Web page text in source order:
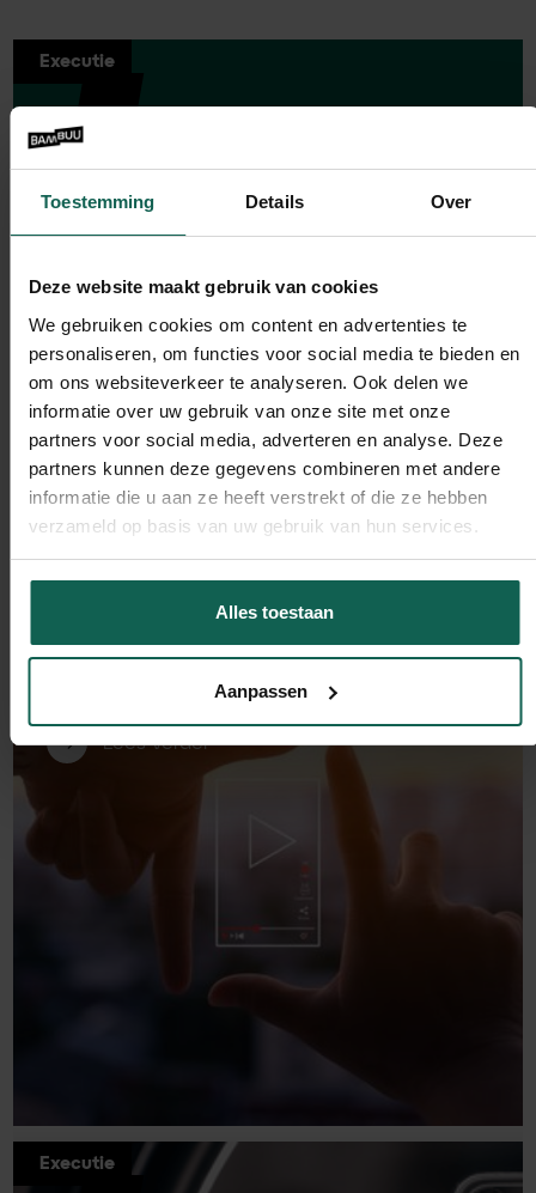
Toestemming Details Over
Deze website maakt gebruik van cookies
We gebruiken cookies om content en advertenties te
personaliseren, om functies voor social media te bieden en
om ons websiteverkeer te analyseren. Ook delen we
informatie over uw gebruik van onze site met onze
partners voor social media, adverteren en analyse. Deze
partners kunnen deze gegevens combineren met andere
informatie die u aan ze heeft verstrekt of die ze hebben
verzameld op basis van uw gebruik van hun services.
Alles toestaan
Aanpassen
Executie
Billy Grace: waarom steeds meer
bedrijven verder kijken dan Google
Lees verder
Short video voor B2B: zo bewerk je je
Executie